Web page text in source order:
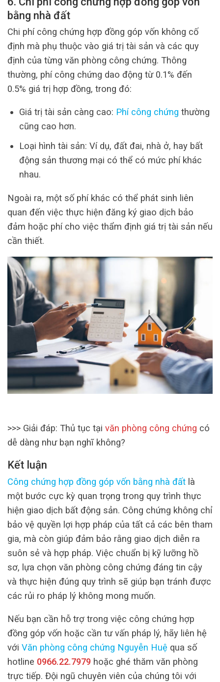
bằng nhà đất
Chi phí công chứng hợp đồng góp vốn không cố
định mà phụ thuộc vào giá trị tài sản và các quy
định của từng văn phòng công chứng. Thông
thường, phí công chứng dao động từ 0.1% đến
0.5% giá trị hợp đồng, trong đó:
Giá trị tài sản càng cao: Phí công chứng thường
cũng cao hơn.
Loại hình tài sản: Ví dụ, đất đai, nhà ở, hay bất
động sản thương mại có thể có mức phí khác
nhau.
Ngoài ra, một số phí khác có thể phát sinh liên
quan đến việc thực hiện đăng ký giao dịch bảo
đảm hoặc phí cho việc thẩm định giá trị tài sản nếu
cần thiết.
>>> Giải đáp: Thủ tục tại văn phòng công chứng có
dễ dàng như bạn nghĩ không?
Kết luận
Công chứng hợp đồng góp vốn bằng nhà đất là
một bước cực kỳ quan trọng trong quy trình thực
hiện giao dịch bất động sản. Công chứng không chỉ
bảo vệ quyền lợi hợp pháp của tất cả các bên tham
gia, mà còn giúp đảm bảo rằng giao dịch diễn ra
suôn sẻ và hợp pháp. Việc chuẩn bị kỹ lưỡng hồ
sơ, lựa chọn văn phòng công chứng đáng tin cậy
và thực hiện đúng quy trình sẽ giúp bạn tránh được
các rủi ro pháp lý không mong muốn.
Nếu bạn cần hỗ trợ trong việc công chứng hợp
đồng góp vốn hoặc cần tư vấn pháp lý, hãy liên hệ
với Văn phòng công chứng Nguyễn Huệ qua số
hotline 0966.22.7979 hoặc ghé thăm văn phòng
trực tiếp. Đội ngũ chuyên viên của chúng tôi với